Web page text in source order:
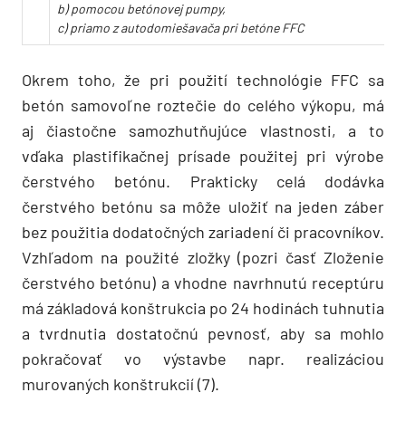
b) pomocou betónovej pumpy,
c) priamo z autodomiešavača pri betóne FFC
Okrem toho, že pri použití technológie FFC sa
betón samovoľne roztečie do celého výkopu, má
aj čiastočne samozhutňujúce vlastnosti, a to
vďaka plastifikačnej prísade použitej pri výrobe
čerstvého betónu. Prakticky celá dodávka
čerstvého betónu sa môže uložiť na jeden záber
bez použitia dodatočných zariadení či pracovníkov.
Vzhľadom na použité zložky (pozri časť Zloženie
čerstvého betónu) a vhodne navrhnutú receptúru
má základová konštrukcia po 24 hodinách tuhnutia
a tvrdnutia dostatočnú pevnosť, aby sa mohlo
pokračovať vo výstavbe napr. realizáciou
murovaných konštrukcií (7).